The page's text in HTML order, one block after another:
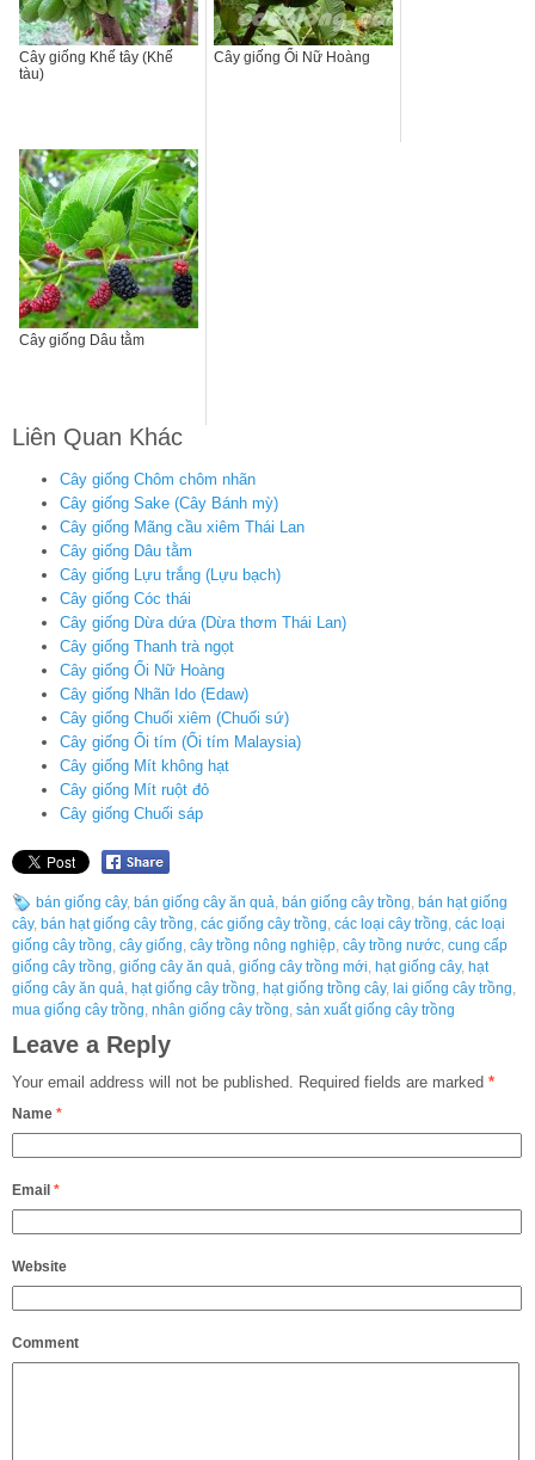
Cây giống Khế tây (Khế
tàu)
Cây giống Ổi Nữ Hoàng
Cây giống Dâu tằm
Liên Quan Khác
Cây giống Chôm chôm nhãn
Cây giống Sake (Cây Bánh mỳ)
Cây giống Mãng cầu xiêm Thái Lan
Cây giống Dâu tằm
Cây giống Lựu trắng (Lựu bạch)
Cây giống Cóc thái
Cây giống Dừa dứa (Dừa thơm Thái Lan)
Cây giống Thanh trà ngọt
Cây giống Ổi Nữ Hoàng
Cây giống Nhãn Ido (Edaw)
Cây giống Chuối xiêm (Chuối sứ)
Cây giống Ổi tím (Ổi tím Malaysia)
Cây giống Mít không hạt
Cây giống Mít ruột đỏ
Cây giống Chuối sáp
bán giống cây, bán giống cây ăn quả, bán giống cây trồng, bán hạt giống
cây, bán hạt giống cây trồng, các giống cây trồng, các loại cây trồng, các loại
giống cây trồng, cây giống, cây trồng nông nghiệp, cây trồng nước, cung cấp
giống cây trồng, giống cây ăn quả, giống cây trồng mới, hạt giống cây, hạt
giống cây ăn quả, hạt giống cây trồng, hạt giống trồng cây, lai giống cây trồng,
mua giống cây trồng, nhân giống cây trồng, sản xuất giống cây trồng
Leave a Reply
Your email address will not be published. Required fields are marked *
Name *
Email *
Website
Comment